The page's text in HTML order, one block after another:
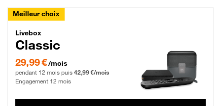
Meilleur choix
Livebox Classic Fibre
Livebox
Classic
29,99 € par mois pendant 12 mois puis 42,99 € par mois, Engagement 12 mois
29,99 €/mois
pendant 12 mois puis 42,99 €/mois
Engagement 12 mois